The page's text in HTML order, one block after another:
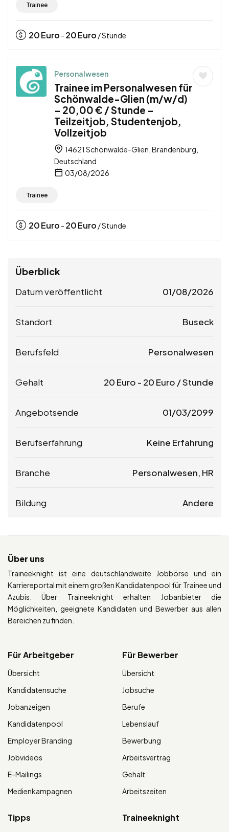
Trainee
20Euro - 20Euro / Stunde
Personalwesen
Trainee im Personalwesen für
Schönwalde-Glien (m/w/d)
– 20,00 € / Stunde –
Teilzeitjob, Studentenjob,
Vollzeitjob
14621 Schönwalde-Glien, Brandenburg,
Deutschland
03/08/2026
Trainee
20Euro - 20Euro / Stunde
Überblick
Datum veröffentlicht 01/08/2026
Standort Buseck
Berufsfeld Personalwesen
Gehalt 20 Euro - 20 Euro / Stunde
Angebotsende 01/03/2099
Berufserfahrung Keine Erfahrung
Branche Personalwesen, HR
Bildung Andere
Über uns
Traineeknight ist eine deutschlandweite Jobbörse und ein
Karriereportal mit einem großen Kandidatenpool für Trainee und
Azubis. Über Traineeknight erhalten Jobanbieter die
Möglichkeiten, geeignete Kandidaten und Bewerber aus allen
Bereichen zu finden.
Für Arbeitgeber
Übersicht
Kandidatensuche
Jobanzeigen
Kandidatenpool
Employer Branding
Jobvideos
E-Mailings
Medienkampagnen
Für Bewerber
Übersicht
Jobsuche
Berufe
Lebenslauf
Bewerbung
Arbeitsvertrag
Gehalt
Arbeitszeiten
Tipps Traineeknight